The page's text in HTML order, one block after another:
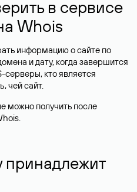
в сервисе
Whois
информацию о сайте по
и дату, когда завершится
серверы, кто является
чей сайт.
можно получить после
принадлежит